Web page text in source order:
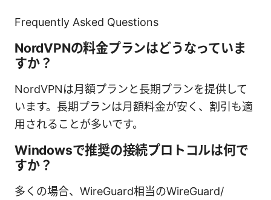
Frequently Asked Questions
NordVPNの料金プランはどうなっていま
すか？
NordVPNは月額プランと長期プランを提供して
います。長期プランは月額料金が安く、割引も適
用されることが多いです。
Windowsで推奨の接続プロトコルは何で
すか？
多くの場合、WireGuard相当のWireGuard/